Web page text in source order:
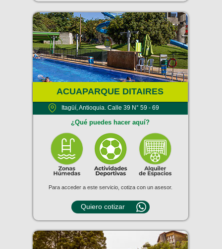
ACUAPARQUE DITAIRES
Itagüí, Antioquia. Calle 39 N° 59 - 69
¿Qué puedes hacer aquí?
Para acceder a este servicio, cotiza con un asesor.
Quiero cotizar